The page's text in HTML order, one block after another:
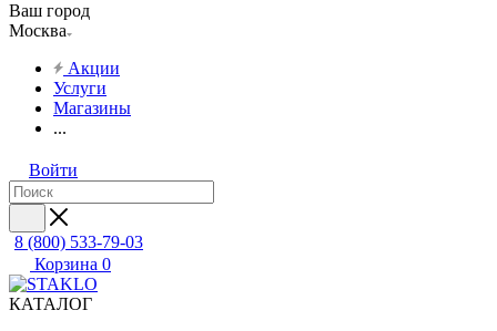
Ваш город
Москва
Акции
Услуги
Магазины
...
Войти
8 (800) 533-79-03
Корзина 0
КАТАЛОГ